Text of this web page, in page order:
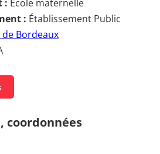
: École maternelle
: Établissement Public
Bordeaux
coordonnées